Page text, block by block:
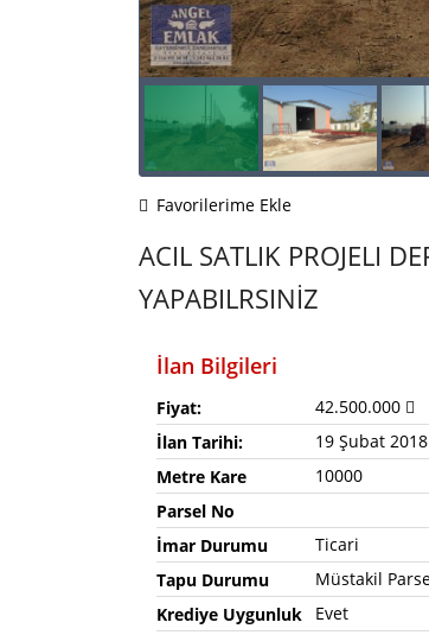
Favorilerime Ekle
ACIL SATLIK PROJELI
YAPABILRSINİZ
İlan Bilgileri
Fiyat: 42.500.000
İlan Tarihi:
19 Şubat 2018
Metre Kare
10000
Parsel No
İmar Durumu
Ticari
Tapu Durumu
Müstakil
Krediye Uygunluk
Evet